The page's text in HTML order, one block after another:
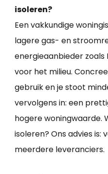
isoleren?
Een vakkundige
lagere gas- en
energieaanbieder zoals
voor het milieu.
gebruik en je stoot
vervolgens in: een
hogere woningwaarde.
isoleren? Ons advies is:
meerdere leveranciers.